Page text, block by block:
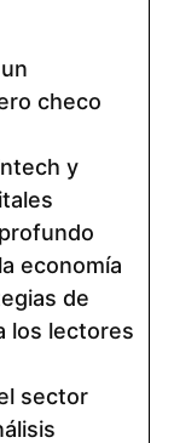
checo
y
economía
de
los lectores
sector